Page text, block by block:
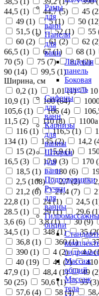
Рамы
для
ванн
Панели
для
ванн
Лицевая
панель
Боковая
панель
Сифоны
для
ванн
Карнизы
для
ванны
Шторки
для
ванн
Подголовники
Ручки
для
ванны
опции
Массаж
общий
Массаж
тела
44,5 (1) 44,7 (5) 45 (
49 (1) 5 (1) 50 (12
51,5 (1) 52 (1) 55
60 (2) 61 (2) 62 (2
66,5 (1) 67 (1) 68 (1)
70 (5) 75 (7) 8,7 (2)
90 (14) 99,5 (1)
Ширина, см
0,2 (1) 1,01 (1)
10,9 (1) 100 (64)
105,6 (1) 106 (4)
11,5 (2) 110 (8)
116 (1) 116,5 (1)
134 (1) 135 (2) 14,2 (
15 (2) 15,9 (1)
16,5 (3) 17,9 (3) 170 (
18,5 (1) 180 (6)
2,5 (108) 2,7 (2)
21,2 (6) 21,4 (7)
22,8 (1) 24 (1) 24,5 (1
28.5 (1) 29 (1) 29,6 (1
3,6 (6) 3,8 (1) 30 (9)
34,5 (1) 348 (1) 35 (
36,8 (1) 360 (1)
390 (1) 4 (2) 4,2 (
40 (19) 41 (2)
47,9 (1) 48,4 (1) 49 (2
50 (25) 50,6 (1) 55 (3)
57,6 (4) 58 (4)